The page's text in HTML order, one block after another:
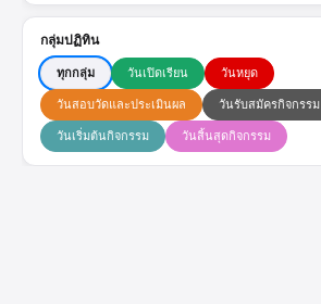
กลุ่มปฏิทิน
ทุกกลุ่ม วันเปิดเรียน วันหยุด
วันสอบวัดและประเมินผล วันรับสมัครกิจกรรม
วันเริ่มต้นกิจกรรม วันสิ้นสุดกิจกรรม